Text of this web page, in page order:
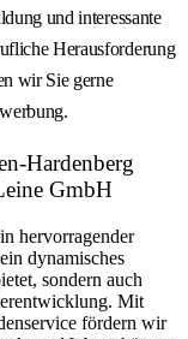
und interessante
Herausforderung
wir Sie gerne
Hardenberg
GmbH
hervorragender
dynamisches
sondern auch
Mit
fördern wir